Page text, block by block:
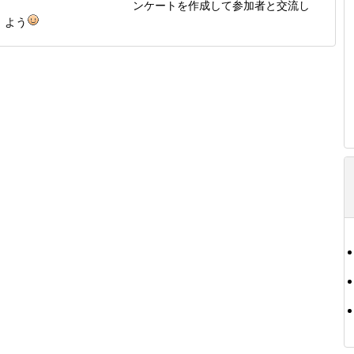
ンケートを作成して参加者と交流し
よう